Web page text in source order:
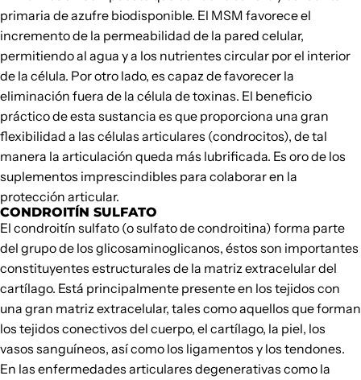
primaria de azufre biodisponible. El MSM favorece el
incremento de la permeabilidad de la pared celular,
permitiendo al agua y a los nutrientes circular por el interior
de la célula. Por otro lado, es capaz de favorecer la
eliminación fuera de la célula de toxinas. El beneficio
práctico de esta sustancia es que proporciona una gran
flexibilidad a las células articulares (condrocitos), de tal
manera la articulación queda más lubrificada. Es oro de los
suplementos imprescindibles para colaborar en la
protección articular.
CONDROITÍN SULFATO
El condroitín sulfato (o sulfato de condroitina) forma parte
del grupo de los glicosaminoglicanos, éstos son importantes
constituyentes estructurales de la matriz extracelular del
cartílago. Está principalmente presente en los tejidos con
una gran matriz extracelular, tales como aquellos que forman
los tejidos conectivos del cuerpo, el cartílago, la piel, los
vasos sanguíneos, así como los ligamentos y los tendones.
En las enfermedades articulares degenerativas como la